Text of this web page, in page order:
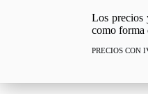
Los precios
como forma
PRECIOS CON